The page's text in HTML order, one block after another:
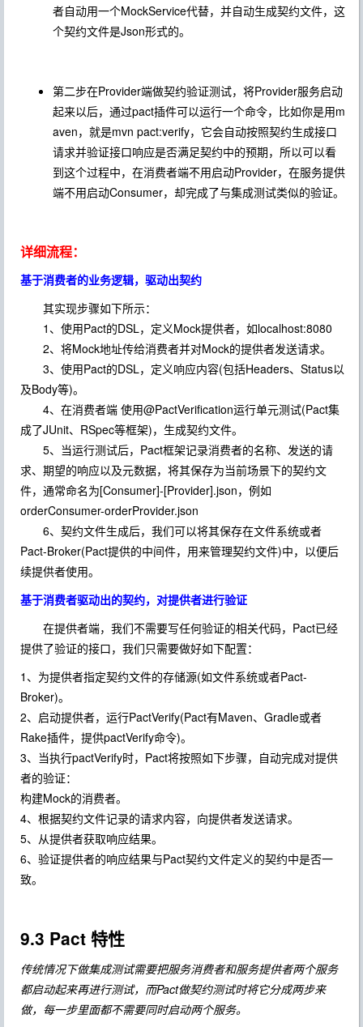
者自动用一个MockService代替，并自动生成契约文件，这
个契约文件是Json形式的。
第二步在Provider端做契约验证测试，将Provider服务启动
起来以后，通过pact插件可以运行一个命令，比如你是用m
aven，就是mvn pact:verify，它会自动按照契约生成接口
请求并验证接口响应是否满足契约中的预期，所以可以看
到这个过程中，在消费者端不用启动Provider，在服务提供
端不用启动Consumer，却完成了与集成测试类似的验证。
详细流程：
基于消费者的业务逻辑，驱动出契约
其实现步骤如下所示：
1、使用Pact的DSL，定义Mock提供者，如localhost:8080
2、将Mock地址传给消费者并对Mock的提供者发送请求。
3、使用Pact的DSL，定义响应内容(包括Headers、Status以
及Body等)。
4、在消费者端 使用@PactVerification运行单元测试(Pact集
成了JUnit、RSpec等框架)，生成契约文件。
5、当运行测试后，Pact框架记录消费者的名称、发送的请
求、期望的响应以及元数据，将其保存为当前场景下的契约文
件，通常命名为[Consumer]-[Provider].json，例如
orderConsumer-orderProvider.json
6、契约文件生成后，我们可以将其保存在文件系统或者
Pact-Broker(Pact提供的中间件，用来管理契约文件)中，以便后
续提供者使用。
基于消费者驱动出的契约，对提供者进行验证
在提供者端，我们不需要写任何验证的相关代码，Pact已经
提供了验证的接口，我们只需要做好如下配置：
1、为提供者指定契约文件的存储源(如文件系统或者Pact-
Broker)。
2、启动提供者，运行PactVerify(Pact有Maven、Gradle或者
Rake插件，提供pactVerify命令)。
3、当执行pactVerify时，Pact将按照如下步骤，自动完成对提供
者的验证：
构建Mock的消费者。
4、根据契约文件记录的请求内容，向提供者发送请求。
5、从提供者获取响应结果。
6、验证提供者的响应结果与Pact契约文件定义的契约中是否一
致。
9.3 Pact 特性
传统情况下做集成测试需要把服务消费者和服务提供者两个服务
都启动起来再进行测试，而Pact做契约测试时将它分成两步来
做，每一步里面都不需要同时启动两个服务。